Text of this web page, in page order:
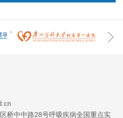
桥中中路28号呼吸疾病全国重点实